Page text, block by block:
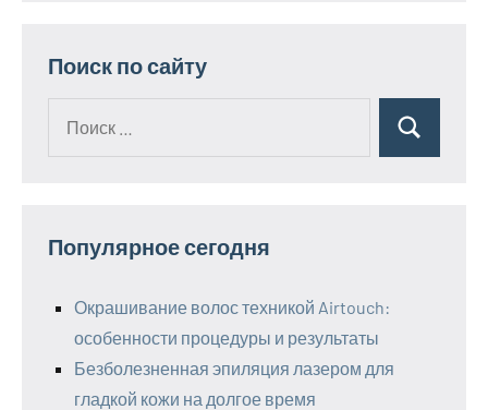
Поиск по сайту
Поиск
Популярное сегодня
Окрашивание волос техникой Airtouch:
особенности процедуры и результаты
Безболезненная эпиляция лазером для
гладкой кожи на долгое время